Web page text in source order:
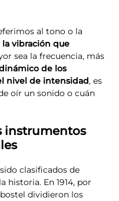
al tono o la
vibración que
sea la frecuencia, más
de los
nivel de intensidad, es
oír un sonido o cuán
instrumentos
clasificados de
historia. En 1914, por
dividieron los